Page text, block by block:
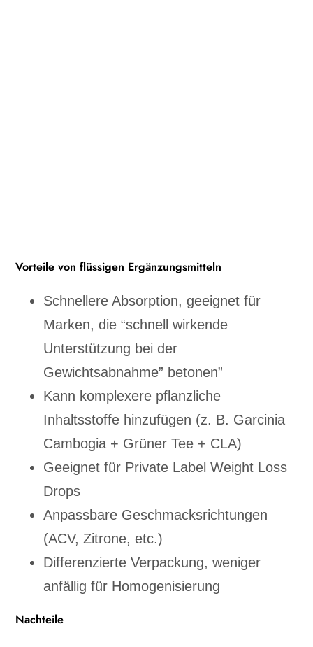
Vorteile von flüssigen Ergänzungsmitteln
Schnellere Absorption, geeignet für
Marken, die “schnell wirkende
Unterstützung bei der
Gewichtsabnahme” betonen”
Kann komplexere pflanzliche
Inhaltsstoffe hinzufügen (z. B. Garcinia
Cambogia + Grüner Tee + CLA)
Geeignet für Private Label Weight Loss
Drops
Anpassbare Geschmacksrichtungen
(ACV, Zitrone, etc.)
Differenzierte Verpackung, weniger
anfällig für Homogenisierung
Nachteile